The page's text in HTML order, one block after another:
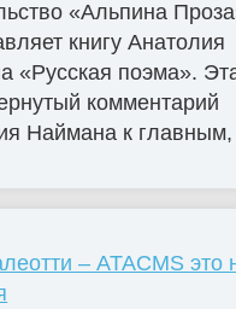
«Альпина
книгу Анатолия
«Русская поэма».
комментарий
Наймана к главным,
– ATACMS это